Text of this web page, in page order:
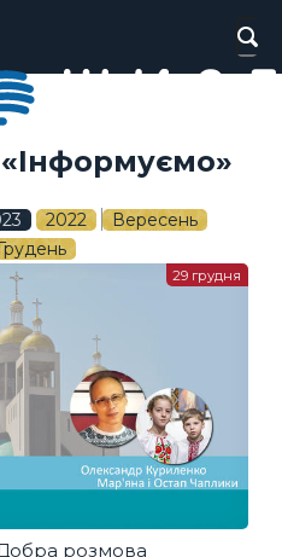
2022
Вересень
Грудень
Добра розмова
29 грудня